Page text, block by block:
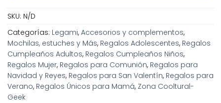
SKU: N/D
Categorías: Legami, Accesorios y complementos,
Mochilas, estuches y Más, Regalos Adolescentes, Regalos
Cumpleaños Adultos, Regalos Cumpleaños Niños,
Regalos Mujer, Regalos para Comunión, Regalos para
Navidad y Reyes, Regalos para San Valentín, Regalos para
Verano, Regalos Únicos para Mamá, Zona Cooltural-
Geek